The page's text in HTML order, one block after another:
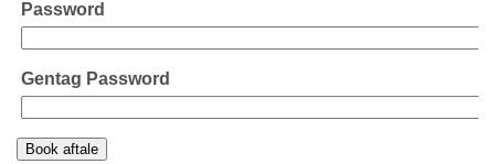
Password
Gentag Password